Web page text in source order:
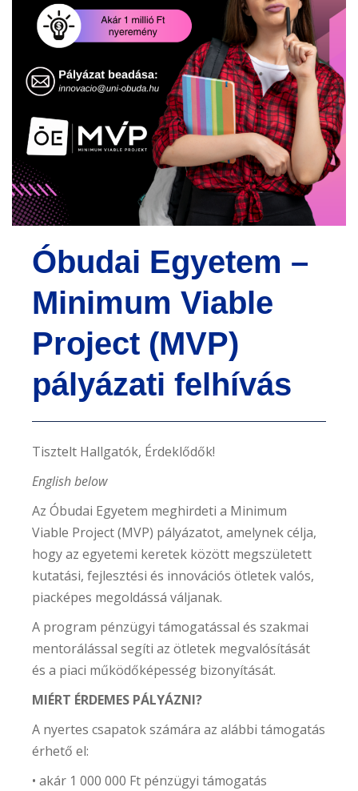
Óbudai Egyetem –
Minimum Viable
Project (MVP)
pályázati felhívás
Tisztelt Hallgatók, Érdeklődők!
English below
Az Óbudai Egyetem meghirdeti a Minimum
Viable Project (MVP) pályázatot, amelynek célja,
hogy az egyetemi keretek között megszületett
kutatási, fejlesztési és innovációs ötletek valós,
piacképes megoldássá váljanak.
A program pénzügyi támogatással és szakmai
mentorálással segíti az ötletek megvalósítását
és a piaci működőképesség bizonyítását.
MIÉRT ÉRDEMES PÁLYÁZNI?
A nyertes csapatok számára az alábbi támogatás
érhető el:
• akár 1 000 000 Ft pénzügyi támogatás